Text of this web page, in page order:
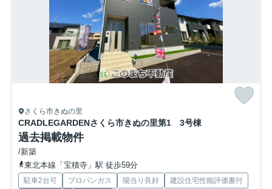
さくら市きぬの里
CRADLEGARDENさくら市きぬの里第1 3号棟
過去掲載物件
/新築
東北本線「宝積寺」駅 徒歩59分
駐車2台可 プロパンガス 陽当り良好
建設住宅性能評価書付